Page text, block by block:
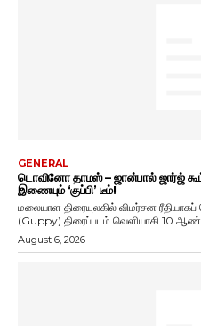
GENERAL
டொவினோ தாமஸ் – ஜான்பால் ஜார்ஜ்
இணையும் ‘குப்பி’ டீம்!
மலையாள திரையுலகில் விமர்சன ரீதியாகப்
(Guppy) திரைப்படம் வெளியாகி 10
August 6, 2026